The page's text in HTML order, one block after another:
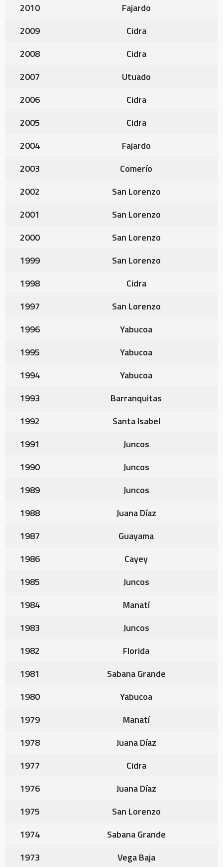
2010
Fajardo
2009
Cidra
2008
Cidra
2007
Utuado
2006
Cidra
2005
Cidra
2004
Fajardo
2003
Comerío
2002
San Lorenzo
2001
San Lorenzo
2000
San Lorenzo
1999
San Lorenzo
1998
Cidra
1997
San Lorenzo
1996
Yabucoa
1995
Yabucoa
1994
Yabucoa
1993
Barranquitas
1992
Santa Isabel
1991
Juncos
1990
Juncos
1989
Juncos
1988
Juana Díaz
1987
Guayama
1986
Cayey
1985
Juncos
1984
Manatí
1983
Juncos
1982
Florida
1981
Sabana Grande
1980
Yabucoa
1979
Manatí
1978
Juana Díaz
1977
Cidra
1976
Juana Díaz
1975
San Lorenzo
1974
Sabana Grande
1973
Vega Baja